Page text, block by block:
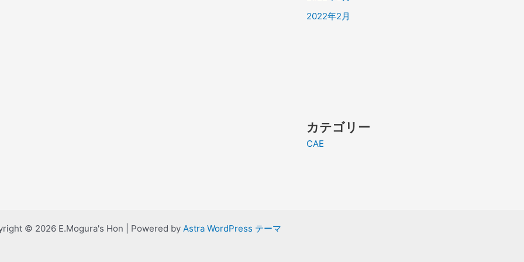
2022年2月
カテゴリー
CAE
© 2026 E.Mogura's Hon | Powered by Astra WordPress テーマ